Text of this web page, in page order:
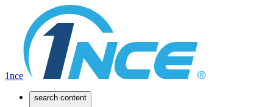
1nce
search content